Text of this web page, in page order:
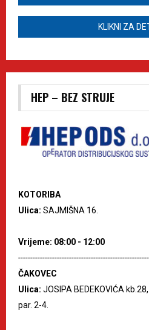
KLIKNI ZA
HEP – BEZ STRUJE
KOTORIBA
Ulica: SAJMIŠNA 16.
Vrijeme: 08:00 - 12:00
ČAKOVEC
Ulica: JOSIPA BEDEKOVIĆA
par. 2-4.